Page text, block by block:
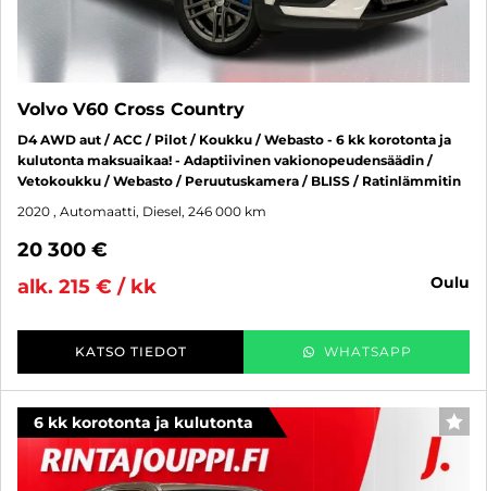
Volvo V60 Cross Country
D4 AWD aut / ACC / Pilot / Koukku / Webasto - 6 kk korotonta ja
kulutonta maksuaikaa! - Adaptiivinen vakionopeudensäädin /
Vetokoukku / Webasto / Peruutuskamera / BLISS / Ratinlämmitin
2020 , Automaatti, Diesel, 246 000 km
20 300 €
alk. 215 € / kk
oulu
KATSO TIEDOT WHATSAPP
6 kk korotonta ja kulutonta